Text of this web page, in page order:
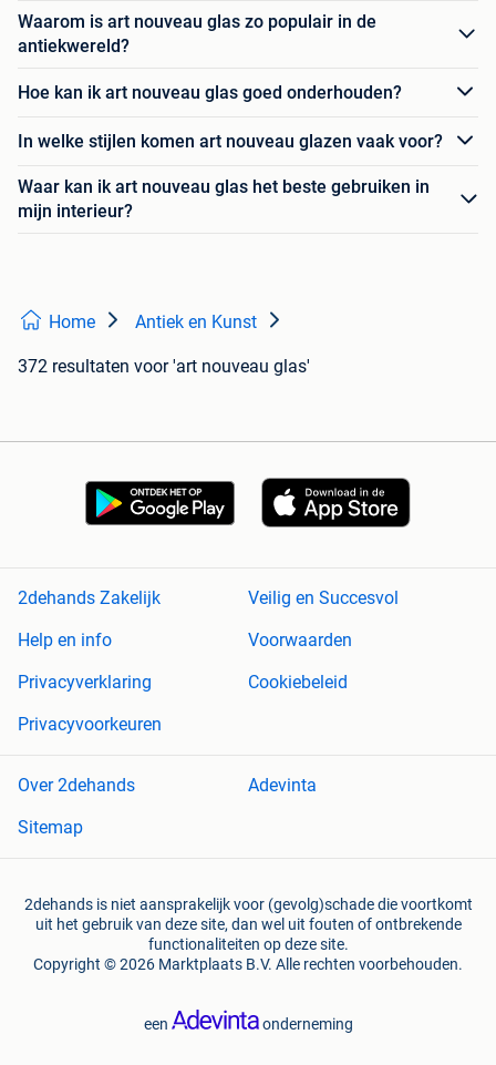
Waarom is art nouveau glas zo populair in de
antiekwereld?
Hoe kan ik art nouveau glas goed onderhouden?
In welke stijlen komen art nouveau glazen vaak voor?
Waar kan ik art nouveau glas het beste gebruiken in
mijn interieur?
Home Antiek en Kunst
372 resultaten voor 'art nouveau glas'
2dehands Zakelijk
Veilig en Succesvol
Help en info
Voorwaarden
Privacyverklaring
Cookiebeleid
Privacyvoorkeuren
Over 2dehands
Adevinta
Sitemap
2dehands is niet aansprakelijk voor (gevolg)schade die voortkomt
uit het gebruik van deze site, dan wel uit fouten of ontbrekende
functionaliteiten op deze site.
Copyright © 2026 Marktplaats B.V. Alle rechten voorbehouden.
een onderneming